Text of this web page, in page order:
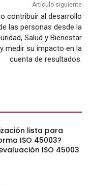
Artículo siguiente
contribuir al desarrollo
las personas desde la
Salud y Bienestar
y medir su impacto en la
cuenta de resultados.
lista para
ISO 45003?
ISO 45003